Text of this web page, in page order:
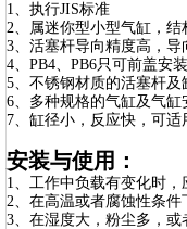
1、执行JIS标准
2、属迷你型小型气缸，结
3、活塞杆导向精度高，导
4、PB4、PB6只可前盖安
5、不锈钢材质的活塞杆及
6、多种规格的气缸及气缸
7、缸径小，反应快，可适
安装与使用：
1、工作中负载有变化时，
2、在高温或者腐蚀性条件
3、在湿度大，粉尘多，